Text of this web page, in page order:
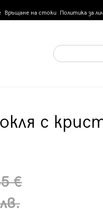
Връщане на стоки Политика за
с
€